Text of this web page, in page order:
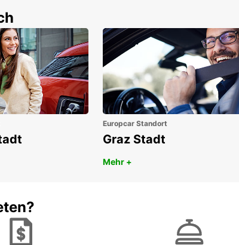
Europcar Standort
Graz Stadt
Mehr +